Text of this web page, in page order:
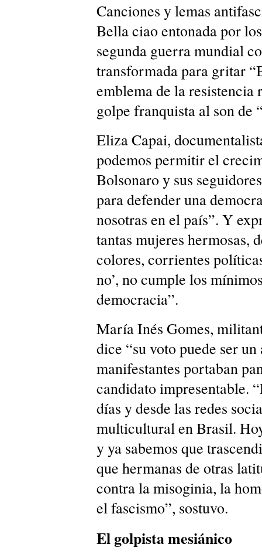
Canciones y lemas
Bella ciao entonada por
segunda guerra mundial
transformada para gritar
emblema de la resistencia
golpe franquista al son de
Eliza Capai,
podemos permitir el
Bolsonaro y sus
para defender una
nosotras en el país”. Y
tantas mujeres hermosas,
colores, corrientes
no’, no cumple los
democracia”.
María Inés Gomes,
dice “su voto puede ser
manifestantes portaban
candidato impresentable.
días y desde las redes
multicultural en Brasil.
y ya sabemos que
que hermanas de otras
contra la misoginia, la
el fascismo”, sostuvo.
El golpista mesiánico